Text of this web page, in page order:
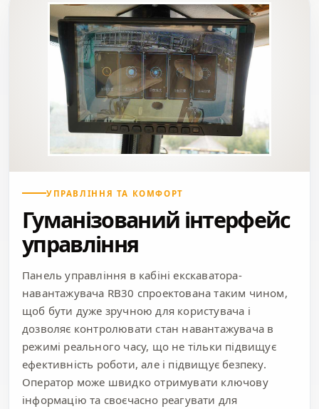
УПРАВЛІННЯ ТА КОМФОРТ
Гуманізований інтерфейс
управління
Панель управління в кабіні екскаватора-
навантажувача RB30 спроектована таким чином,
щоб бути дуже зручною для користувача і
дозволяє контролювати стан навантажувача в
режимі реального часу, що не тільки підвищує
ефективність роботи, але і підвищує безпеку.
Оператор може швидко отримувати ключову
інформацію та своєчасно реагувати для